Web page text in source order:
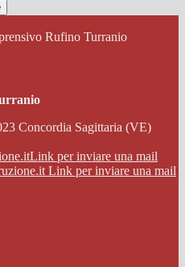
Rufino Turranio
Concordia Sagittaria (VE)
Link per inviare una mail
Link per inviare una mail